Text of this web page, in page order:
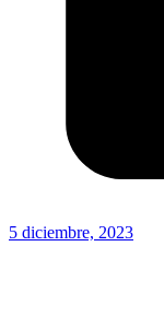
5 diciembre, 2023